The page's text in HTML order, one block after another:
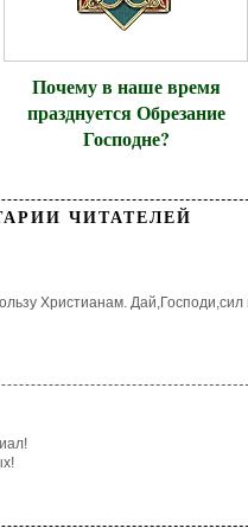
Почему в наше время
празднуется Обрезание
Господне?
ЧИТАТЕЛЕЙ
Христианам. Дай,Господи,сил